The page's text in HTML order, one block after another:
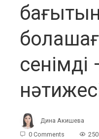
сенімді
Дина Акишева
0 Comments
250